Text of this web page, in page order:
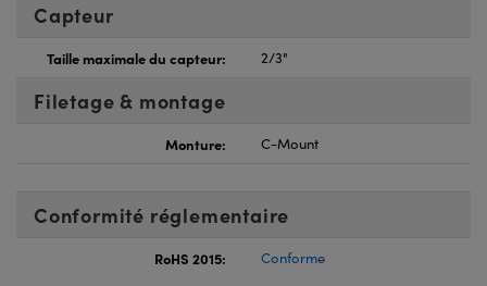
Capteur
Taille maximale du capteur: 2/3"
Filetage & montage
Monture: C-Mount
Conformité réglementaire
RoHS 2015:
Conforme